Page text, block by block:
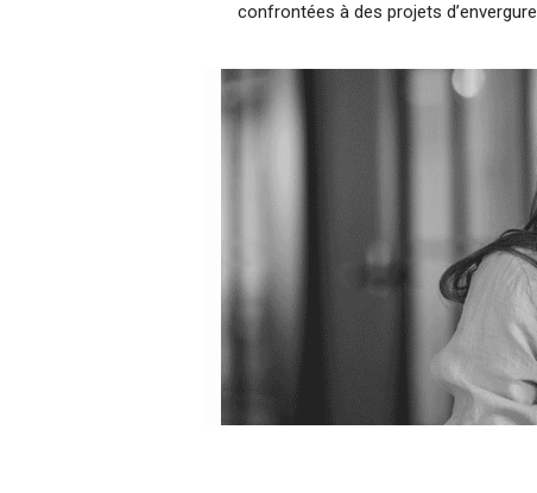
confrontées à des projets